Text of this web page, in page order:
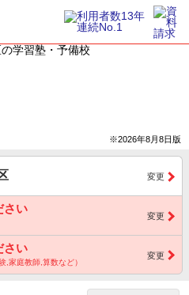
※2026年8月8日版
変更
さい
変更
さい
,家庭教師,算数など）
変更